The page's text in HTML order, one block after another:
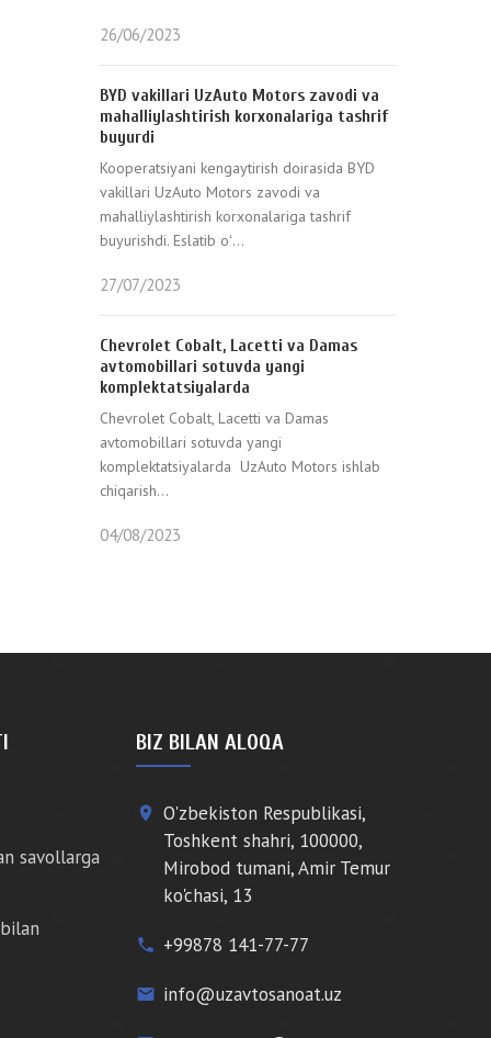
26/06/2023
BYD vakillari UzAuto Motors zavodi va
mahalliylashtirish korxonalariga tashrif
buyurdi
Kooperatsiyani kengaytirish doirasida BYD
vakillari UzAuto Motors zavodi va
mahalliylashtirish korxonalariga tashrif
buyurishdi. Eslatib oʻ...
27/07/2023
Chevrolet Cobalt, Lacetti va Damas
avtomobillari sotuvda yangi
komplektatsiyalarda
Chevrolet Cobalt, Lacetti va Damas
avtomobillari sotuvda yangi
komplektatsiyalarda UzAuto Motors ishlab
chiqarish...
04/08/2023
savollarga
BIZ BILAN ALOQA
place O'zbekiston Respublikasi,
Toshkent shahri, 100000,
Mirobod tumani, Amir Temur
ko'chasi, 13
phone +99878 141-77-77
email info@uzavtosanoat.uz